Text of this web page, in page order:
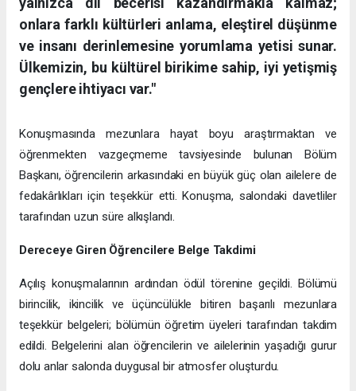
onlara farklı kültürleri anlama, eleştirel düşünme
ve insanı derinlemesine yorumlama yetisi sunar.
Ülkemizin, bu kültürel birikime sahip, iyi yetişmiş
gençlere ihtiyacı var."
Konuşmasında mezunlara hayat boyu araştırmaktan ve
öğrenmekten vazgeçmeme tavsiyesinde bulunan Bölüm
Başkanı, öğrencilerin arkasındaki en büyük güç olan ailelere de
fedakârlıkları için teşekkür etti. Konuşma, salondaki davetliler
tarafından uzun süre alkışlandı.
Dereceye Giren Öğrencilere Belge Takdimi
Açılış konuşmalarının ardından ödül törenine geçildi. Bölümü
birincilik, ikincilik ve üçüncülükle bitiren başarılı mezunlara
teşekkür belgeleri; bölümün öğretim üyeleri tarafından takdim
edildi. Belgelerini alan öğrencilerin ve ailelerinin yaşadığı gurur
dolu anlar salonda duygusal bir atmosfer oluşturdu.